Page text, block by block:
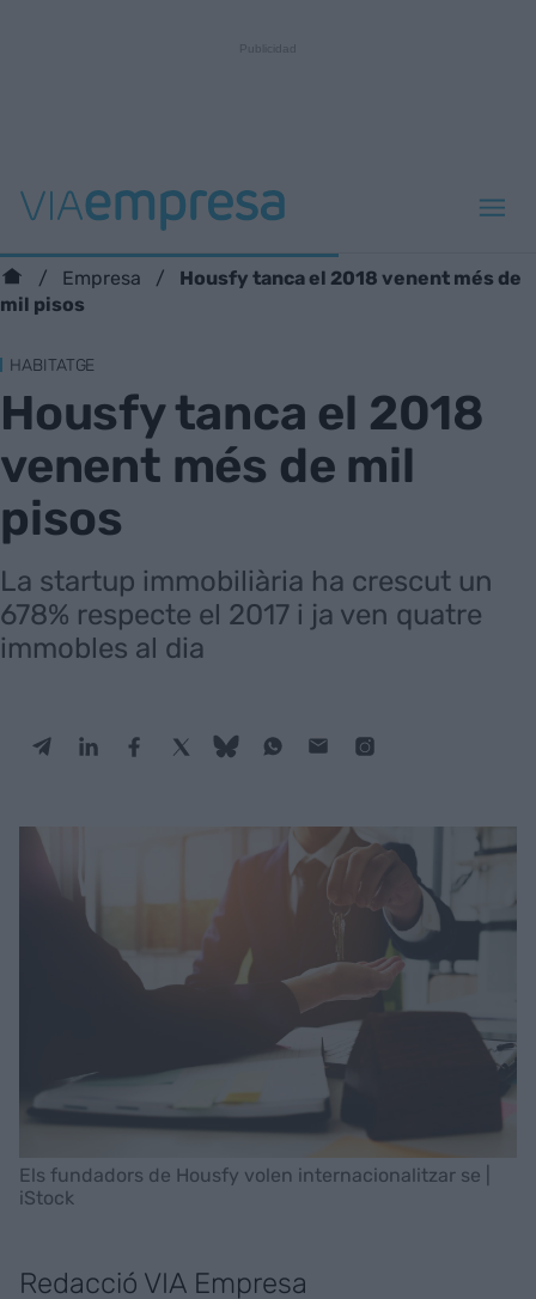
Empresa
Housfy tanca el 2018 venent més de
mil pisos
HABITATGE
Housfy tanca el 2018
venent més de mil
pisos
La startup immobiliària ha crescut un
678% respecte el 2017 i ja ven quatre
immobles al dia
Els fundadors de Housfy volen internacionalitzar se |
iStock
Redacció VIA Empresa